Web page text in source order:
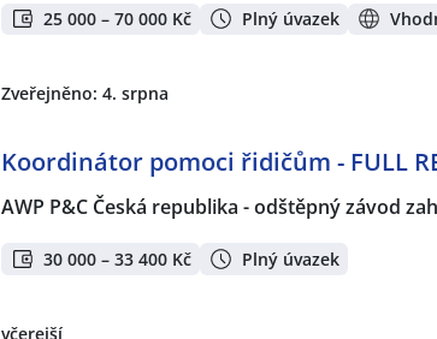
25 000 – 70 000 Kč Plný úvazek
Zveřejněno: 4. srpna
Koordinátor pomoci řidičům - FULL
AWP P&C Česká republika - odštěpný závod
30 000 – 33 400 Kč Plný úvazek
včerejší